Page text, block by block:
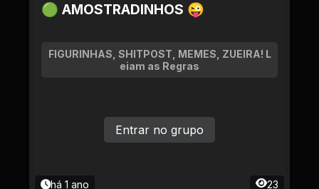
🟢 AMOSTRADINHOS 😜
FIGURINHAS, SHITPOST, MEMES, ZUEIRA! L
eiam as Regras
há 1 ano 23
Entrar no grupo